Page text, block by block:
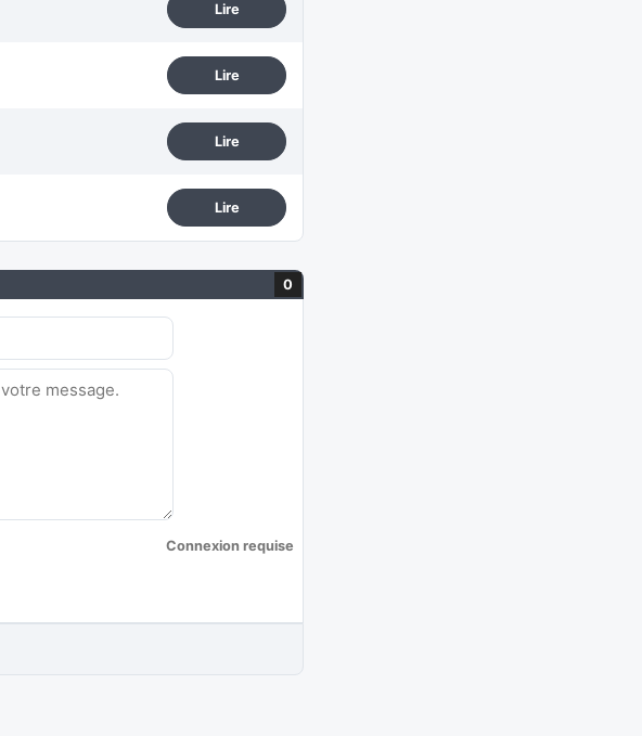
Lire
Lire
Lire
Lire
0
Connexion requise